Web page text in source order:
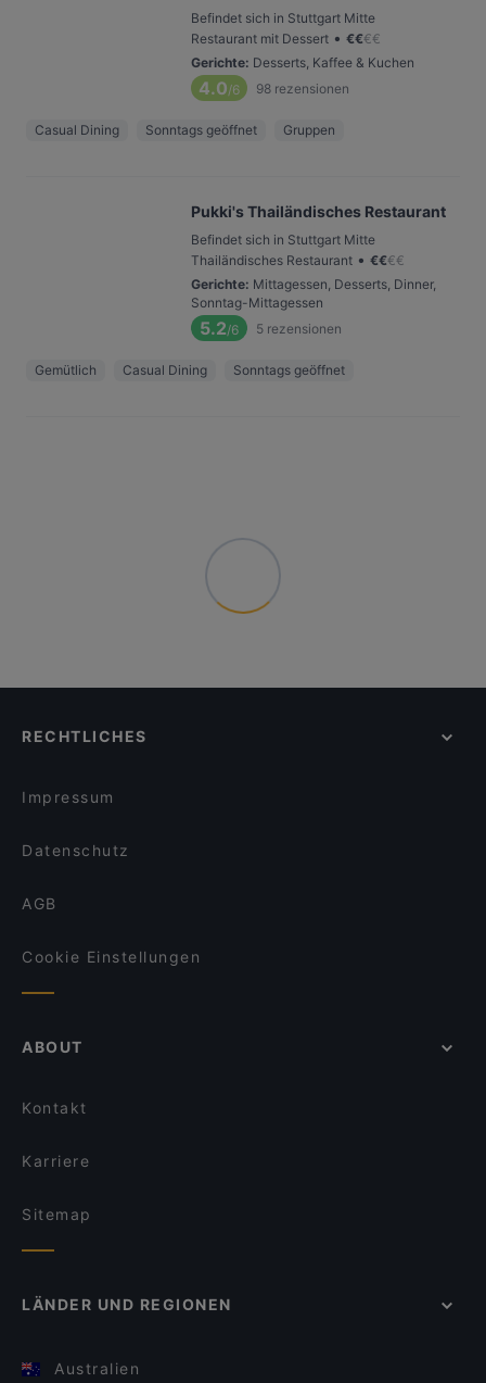
Befindet sich in Stuttgart Mitte
Restaurant mit Dessert • €€€€
Gerichte: Desserts, Kaffee & Kuchen
4.0/6 98 rezensionen
Casual Dining Sonntags geöffnet Gruppen
Pukki's Thailändisches Restaurant
Befindet sich in Stuttgart Mitte
Thailändisches Restaurant • €€€€
Gerichte: Mittagessen, Desserts, Dinner,
Sonntag-Mittagessen
5.2/6 5 rezensionen
Gemütlich Casual Dining Sonntags geöffnet
RECHTLICHES
Impressum
Datenschutz
AGB
Cookie Einstellungen
ABOUT
Kontakt
Karriere
Sitemap
LÄNDER UND REGIONEN
Australien